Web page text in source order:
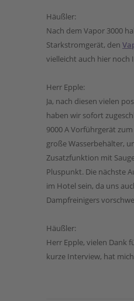
Häußler:
Nach dem Vapor 3000
Starkstromgerät, den
vielleicht auch hier noch
Herr Epple:
Ja, nach diesen vielen
haben wir sofort
9000 A Vorführgerät
große Wasserbehälter,
Zusatzfunktion mit
Pluspunkt. Die nächste
im Hotel sein, da uns
Dampfreinigers
Häußler:
Herr Epple, vielen Dank
kurze Interview, hat